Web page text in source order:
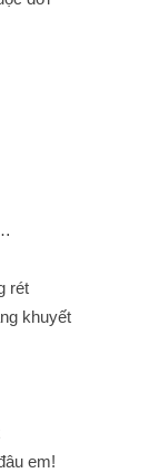
rét
khuyết
em!